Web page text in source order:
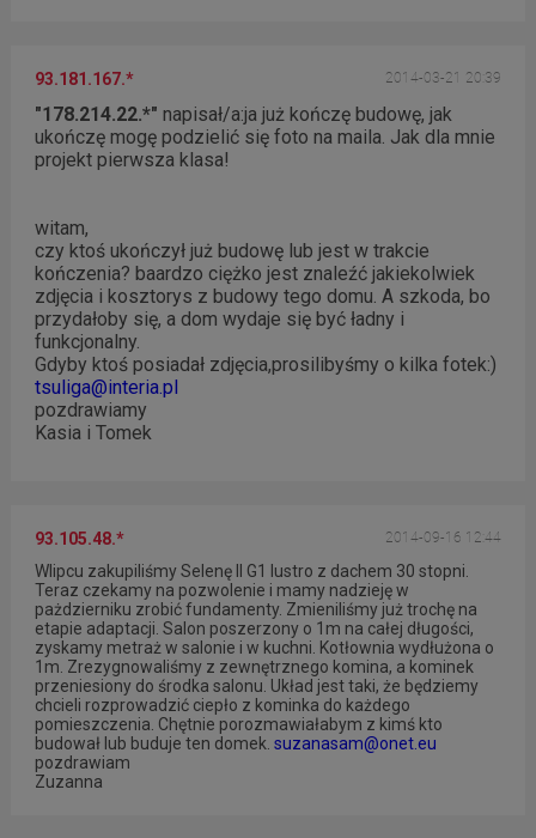
93.181.167.* 2014-03-21 20:39
"178.214.22.*" napisał/a:ja już kończę budowę, jak
ukończę mogę podzielić się foto na maila. Jak dla mnie
projekt pierwsza klasa!
witam,
czy ktoś ukończył już budowę lub jest w trakcie
kończenia? baardzo ciężko jest znaleźć jakiekolwiek
zdjęcia i kosztorys z budowy tego domu. A szkoda, bo
przydałoby się, a dom wydaje się być ładny i
funkcjonalny.
Gdyby ktoś posiadał zdjęcia,prosilibyśmy o kilka fotek:)
tsuliga@interia.pl
pozdrawiamy
Kasia i Tomek
93.105.48.* 2014-09-16 12:44
Wlipcu zakupiliśmy Selenę II G1 lustro z dachem 30 stopni.
Teraz czekamy na pozwolenie i mamy nadzieję w
pażdzierniku zrobić fundamenty. Zmieniliśmy już trochę na
etapie adaptacji. Salon poszerzony o 1m na całej długości,
zyskamy metraż w salonie i w kuchni. Kotłownia wydłużona o
1m. Zrezygnowaliśmy z zewnętrznego komina, a kominek
przeniesiony do środka salonu. Układ jest taki, że będziemy
chcieli rozprowadzić ciepło z kominka do każdego
pomieszczenia. Chętnie porozmawiałabym z kimś kto
budował lub buduje ten domek. suzanasam@onet.eu
pozdrawiam
Zuzanna